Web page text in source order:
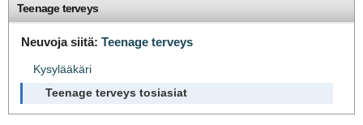
Teenage terveys
Neuvoja siitä: Teenage terveys
Kysylääkäri
Teenage terveys tosiasiat